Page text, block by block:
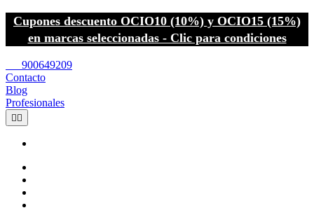
Cupones descuento OCIO10 (10%) y OCIO15 (15%)
en marcas seleccionadas - Clic para condiciones
900649209
Contacto
Blog
Profesionales
 